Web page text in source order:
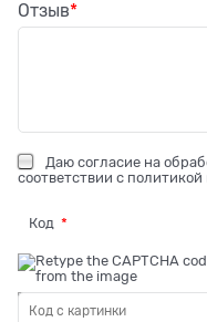
Отзыв
Даю согласие на
соответствии с политикой
Код